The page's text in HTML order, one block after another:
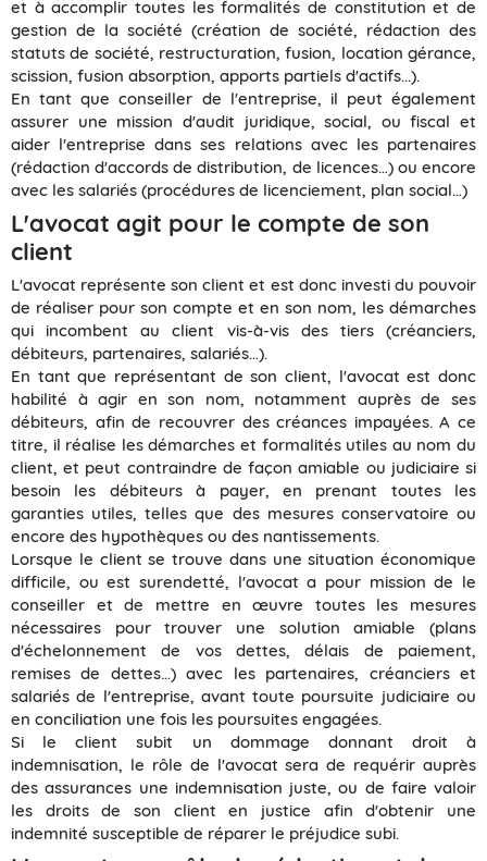
et à accomplir toutes les formalités de constitution et de
gestion de la société (création de société, rédaction des
statuts de société, restructuration, fusion, location gérance,
scission, fusion absorption, apports partiels d'actifs...).
En tant que conseiller de l'entreprise, il peut également
assurer une mission d'audit juridique, social, ou fiscal et
aider l'entreprise dans ses relations avec les partenaires
(rédaction d'accords de distribution, de licences…) ou encore
avec les salariés (procédures de licenciement, plan social…)
L'avocat agit pour le compte de son
client
L'avocat représente son client et est donc investi du pouvoir
de réaliser pour son compte et en son nom, les démarches
qui incombent au client vis-à-vis des tiers (créanciers,
débiteurs, partenaires, salariés…).
En tant que représentant de son client, l'avocat est donc
habilité à agir en son nom, notamment auprès de ses
débiteurs, afin de recouvrer des créances impayées. A ce
titre, il réalise les démarches et formalités utiles au nom du
client, et peut contraindre de façon amiable ou judiciaire si
besoin les débiteurs à payer, en prenant toutes les
garanties utiles, telles que des mesures conservatoire ou
encore des hypothèques ou des nantissements.
Lorsque le client se trouve dans une situation économique
difficile, ou est surendetté, l'avocat a pour mission de le
conseiller et de mettre en œuvre toutes les mesures
nécessaires pour trouver une solution amiable (plans
d'échelonnement de vos dettes, délais de paiement,
remises de dettes…) avec les partenaires, créanciers et
salariés de l'entreprise, avant toute poursuite judiciaire ou
en conciliation une fois les poursuites engagées.
Si le client subit un dommage donnant droit à
indemnisation, le rôle de l'avocat sera de requérir auprès
des assurances une indemnisation juste, ou de faire valoir
les droits de son client en justice afin d'obtenir une
indemnité susceptible de réparer le préjudice subi.